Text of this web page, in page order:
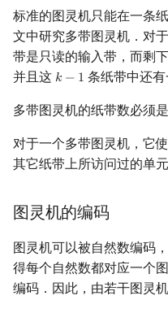
标准的图灵机只能在一条
文中研究多带图灵机．对
带是只读的输入带，而剩
并且这 𝑘 − 1
k−1 条纸带中还有
多带图灵机的纸带数必须
对于一个多带图灵机，它
其它纸带上所访问过的单
图灵机的编码
图灵机可以被自然数编码
得每个自然数都对应一个
编码．因此，由若干图灵